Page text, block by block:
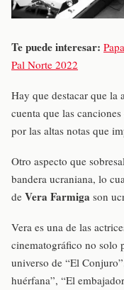
Te puede interesar:
Pal Norte 2022
Hay que destacar que la
cuenta que las canciones
por las altas notas que
Otro aspecto que
bandera ucraniana, lo
de Vera Farmiga son
Vera es una de las
cinematográfico no solo
universo de “El
huérfana”, “El